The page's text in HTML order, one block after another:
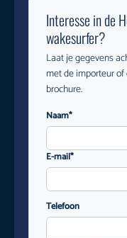
Interesse in de
wakesurfer?
Laat je gegevens
met de importeur
brochure.
Naam*
E-mail*
Telefoon